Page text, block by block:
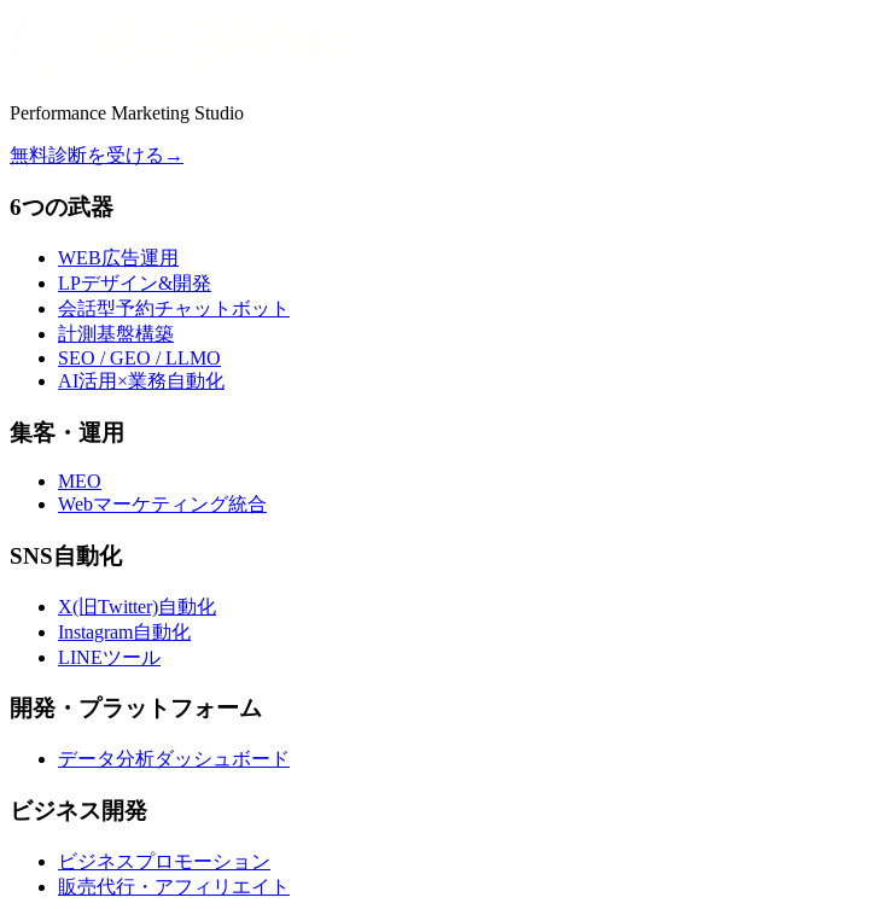
Performance Marketing Studio
無料診断を受ける →
6つの武器
WEB広告運用
LPデザイン&開発
会話型予約チャットボット
計測基盤構築
SEO / GEO / LLMO
AI活用×業務自動化
集客・運用
MEO
Webマーケティング統合
SNS自動化
X(旧Twitter)自動化
Instagram自動化
LINEツール
開発・プラットフォーム
データ分析ダッシュボード
ビジネス開発
ビジネスプロモーション
販売代行・アフィリエイト